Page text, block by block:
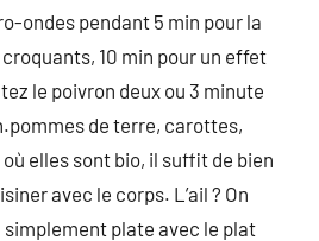
ondes pendant 5 min pour la
10 min pour un effet
le poivron deux ou 3 minute
de terre, carottes,
elles sont bio, il suffit de bien
avec le corps. L’ail ? On
simplement plate avec le plat